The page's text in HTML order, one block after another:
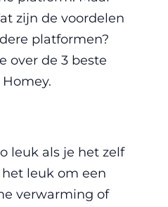
zijn de voordelen
platformen?
over de 3 beste
leuk als je het zelf
leuk om een
verwarming of